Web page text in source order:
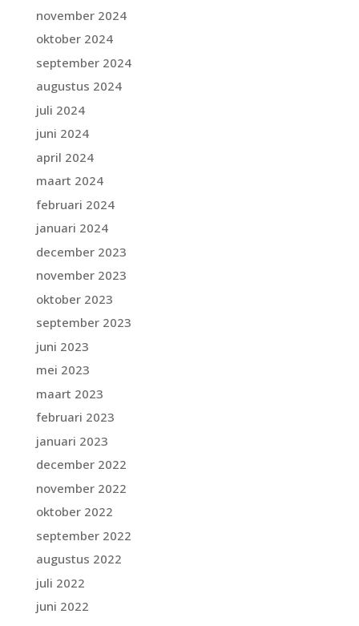
november 2024
oktober 2024
september 2024
augustus 2024
juli 2024
juni 2024
april 2024
maart 2024
februari 2024
januari 2024
december 2023
november 2023
oktober 2023
september 2023
juni 2023
mei 2023
maart 2023
februari 2023
januari 2023
december 2022
november 2022
oktober 2022
september 2022
augustus 2022
juli 2022
juni 2022